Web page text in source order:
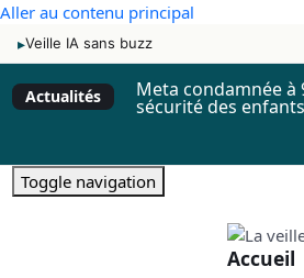
Aller au contenu principal
▸Veille IA sans buzz
Actualités Meta condamnée à
sécurité des enfants
Toggle navigation
Accueil